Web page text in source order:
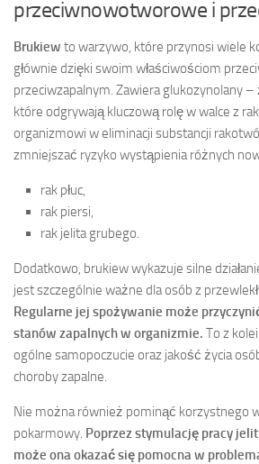
przeciwnowotworowe i
Brukiew to warzywo, które przynosi wiele
głównie dzięki swoim właściwościom
przeciwzapalnym. Zawiera glukozynolany –
które odgrywają kluczową rolę w walce z
organizmowi w eliminacji substancji
zmniejszać ryzyko wystąpienia różnych
rak płuc,
rak piersi,
rak jelita grubego.
Dodatkowo, brukiew wykazuje silne
jest szczególnie ważne dla osób z
Regularne jej spożywanie może
stanów zapalnych w organizmie. To z
ogólne samopoczucie oraz jakość życia
choroby zapalne.
Nie można również pominąć korzystnego
pokarmowy. Poprzez stymulację pracy
może ona okazać się pomocna w